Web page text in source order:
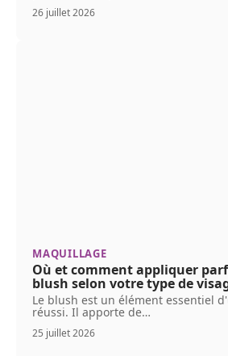
26 juillet 2026
MAQUILLAGE
Où et comment appliquer
blush selon votre type de
Le blush est un élément essentiel
réussi. Il apporte de…
25 juillet 2026